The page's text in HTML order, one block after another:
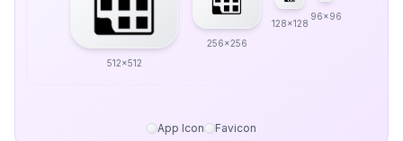
512x512
256x256
128x128
96x96
App Icon Favicon